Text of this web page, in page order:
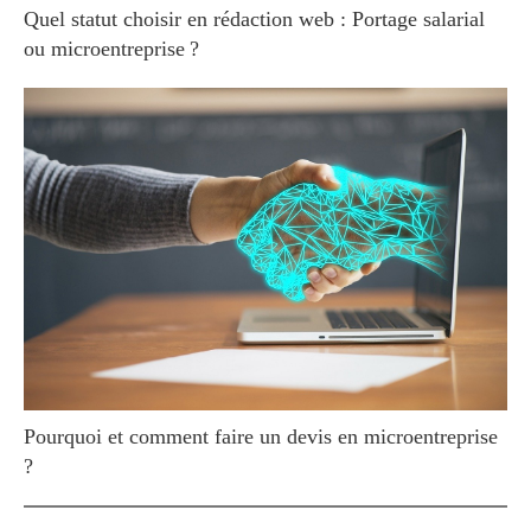
Quel statut choisir en rédaction web : Portage salarial
ou microentreprise ?
Pourquoi et comment faire un devis en microentreprise
?